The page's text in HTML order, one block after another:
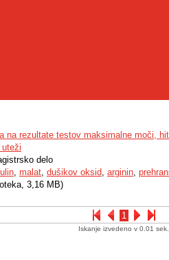
1
na rezultate testov maksimalne moči,
delo
, malat, dušikov oksid, arginin,
3,16 MB)
Iskanje izvedeno v 0.01 sek.